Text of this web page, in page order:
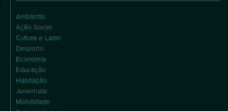
Ambiente
Ação Social
Cultura e Lazer
Desporto
Economia
Educação
Habitação
Juventude
Mobilidade